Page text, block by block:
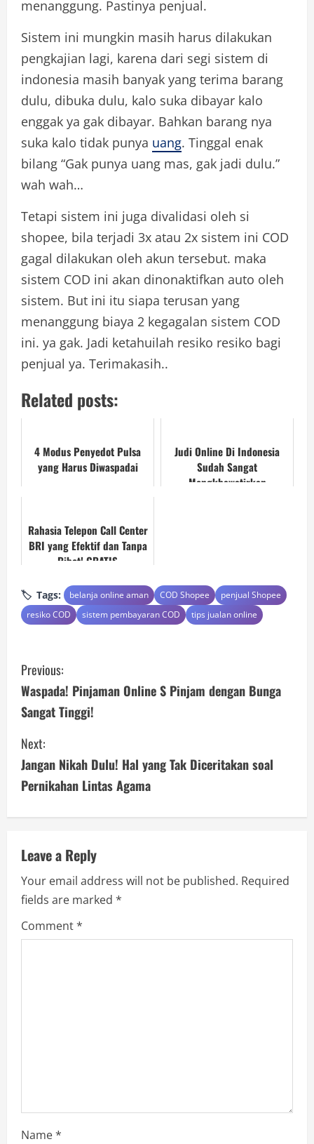
menanggung. Pastinya penjual.
Sistem ini mungkin masih harus dilakukan
pengkajian lagi, karena dari segi sistem di
indonesia masih banyak yang terima barang
dulu, dibuka dulu, kalo suka dibayar kalo
enggak ya gak dibayar. Bahkan barang nya
suka kalo tidak punya uang. Tinggal enak
bilang “Gak punya uang mas, gak jadi dulu.”
wah wah…
Tetapi sistem ini juga divalidasi oleh si
shopee, bila terjadi 3x atau 2x sistem ini COD
gagal dilakukan oleh akun tersebut. maka
sistem COD ini akan dinonaktifkan auto oleh
sistem. But ini itu siapa terusan yang
menanggung biaya 2 kegagalan sistem COD
ini. ya gak. Jadi ketahuilah resiko resiko bagi
penjual ya. Terimakasih..
Related posts:
4 Modus Penyedot Pulsa
yang Harus Diwaspadai
Judi Online Di Indonesia
Sudah Sangat
Mengkhawatirkan
Rahasia Telepon Call Center
BRI yang Efektif dan Tanpa
Ribet! GRATIS
Tags: belanja online aman COD Shopee
penjual Shopee
resiko COD
sistem pembayaran COD tips jualan online
C
o
n
t
i
n
e
R
e
Previous:
Waspada! Pinjaman Online S Pinjam dengan Bunga
Sangat Tinggi!
Next:
Jangan Nikah Dulu! Hal yang Tak Diceritakan soal
Pernikahan Lintas Agama
Leave a Reply
Your email address will not be published. Required
fields are marked *
Comment*
Name*